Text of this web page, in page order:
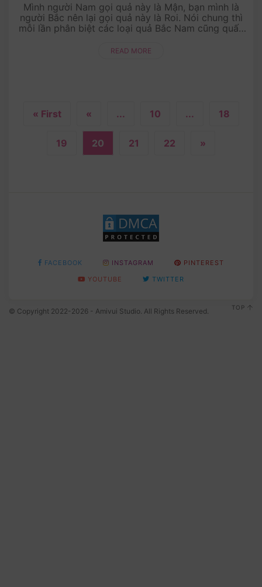
Mình người Nam gọi quả này là Mận, bạn mình là
người Bắc nên lại gọi quả này là Roi. Nói chung thì
mỗi lần phân biệt các loại quả Bắc Nam cũng quấn
READ MORE
« First « ... 10 ... 18
19 20 21 22 »
FACEBOOK INSTAGRAM
PINTEREST
YOUTUBE
TWITTER
© Copyright 2022-2026 - Amivui Studio. All Rights Reserved. TOP